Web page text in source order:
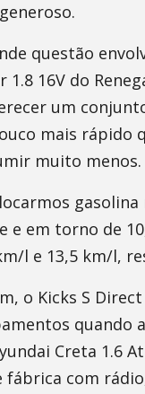
questão
1.8 16V do
um
mais rápido
muito menos.
e em torno de
l e 13,5 km/l,
o Kicks S
quando
Creta 1.6
fábrica com